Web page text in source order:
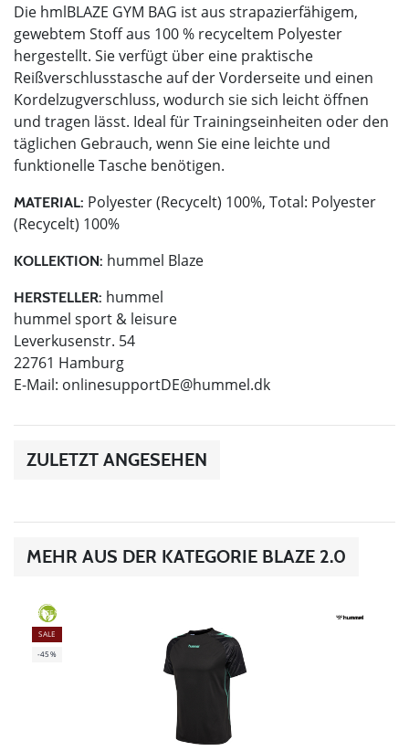
Die hmlBLAZE GYM BAG ist aus strapazierfähigem,
gewebtem Stoff aus 100 % recyceltem Polyester
hergestellt. Sie verfügt über eine praktische
Reißverschlusstasche auf der Vorderseite und einen
Kordelzugverschluss, wodurch sie sich leicht öffnen
und tragen lässt. Ideal für Trainingseinheiten oder den
täglichen Gebrauch, wenn Sie eine leichte und
funktionelle Tasche benötigen.
MATERIAL: Polyester (Recycelt) 100%, Total: Polyester
(Recycelt) 100%
KOLLEKTION: hummel Blaze
HERSTELLER: hummel
hummel sport & leisure
Leverkusenstr. 54
22761 Hamburg
E-Mail: onlinesupportDE@hummel.dk
ZULETZT ANGESEHEN
MEHR AUS DER KATEGORIE BLAZE 2.0
GREEN
SALE
-45%